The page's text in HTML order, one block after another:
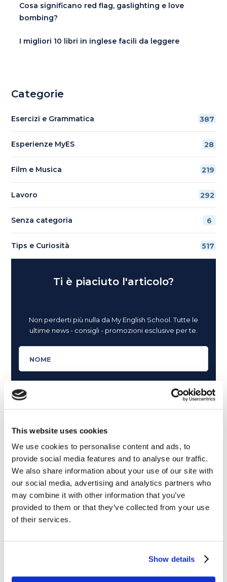
This website uses cookies
We use cookies to personalise content and ads, to
provide social media features and to analyse our traffic.
We also share information about your use of our site with
our social media, advertising and analytics partners who
may combine it with other information that you’ve
provided to them or that they’ve collected from your use
of their services.
Show details
Cosa significano red flag, gaslighting e love
bombing?
I migliori 10 libri in inglese facili da leggere
Categorie
Esercizi e Grammatica 387
Esperienze MyES 28
Film e Musica 219
Lavoro 292
Senza categoria 6
Tips e Curiosità 517
Ti è piaciuto l'articolo?
Non perderti più nulla da My English School. Tutte le
ultime news - consigli - promozioni esclusive per te.
Articoli dedicati alla grammatica inglese
Articoli dedicati a inglese nel mondo del lavoro